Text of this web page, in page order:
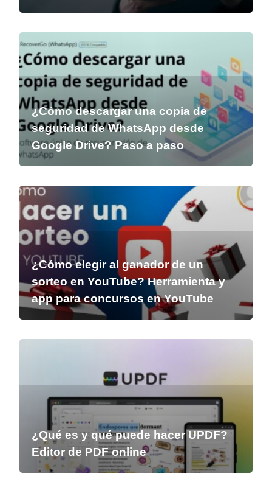
¿Cómo descargar una copia de
seguridad de WhatsApp desde
Google Drive? Paso a paso
¿Cómo elegir al ganador de un
sorteo en YouTube? Herramienta y
app para concursos en YouTube
¿Qué es y qué puede hacer UPDF?
Editor de PDF online